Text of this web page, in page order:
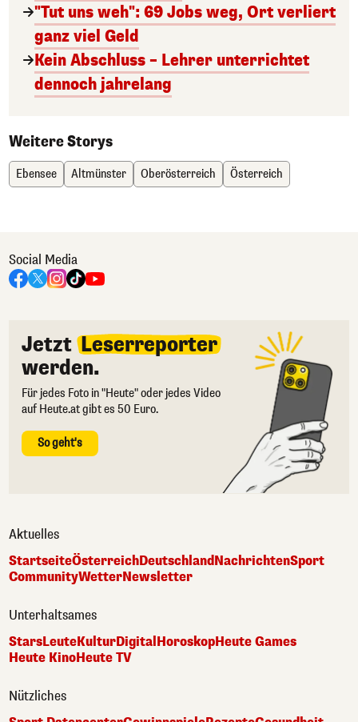
"Tut uns weh": 69 Jobs weg, Ort verliert
ganz viel Geld
Kein Abschluss – Lehrer unterrichtet
dennoch jahrelang
Weitere Storys
Ebensee Altmünster Oberösterreich Österreich
Social Media
Jetzt Leserreporter
werden.
Für jedes Foto in "Heute" oder jedes Video
auf Heute.at gibt es 50 Euro.
So geht's
Aktuelles
StartseiteÖsterreichDeutschlandNachrichtenSport
CommunityWetterNewsletter
Unterhaltsames
StarsLeuteKulturDigital HoroskopHeute Games
Heute KinoHeute TV
Nützliches